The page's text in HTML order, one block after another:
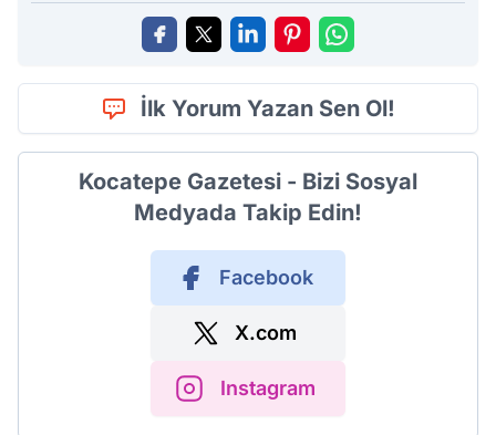
İlk Yorum Yazan Sen Ol!
Kocatepe Gazetesi - Bizi Sosyal
Medyada Takip Edin!
Facebook
X.com
Instagram